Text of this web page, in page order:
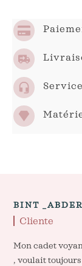
BINT
Cliente
Mon cadet
, voulait